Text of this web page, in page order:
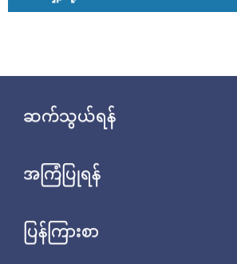
ဆက်သွယ်ရန်
အကြံပြုရန်
ပြန်ကြားစာ